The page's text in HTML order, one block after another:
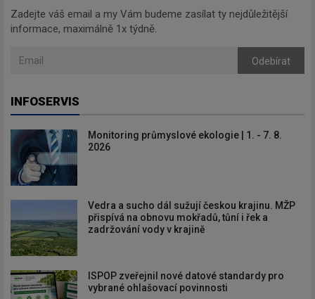
Zadejte váš email a my Vám budeme zasílat ty nejdůležitější
informace, maximálně 1x týdně.
Odebírat
INFOSERVIS
Monitoring průmyslové ekologie | 1. - 7. 8.
2026
Vedra a sucho dál sužují českou krajinu. MŽP
přispívá na obnovu mokřadů, tůní i řek a
zadržování vody v krajině
ISPOP zveřejnil nové datové standardy pro
vybrané ohlašovací povinnosti